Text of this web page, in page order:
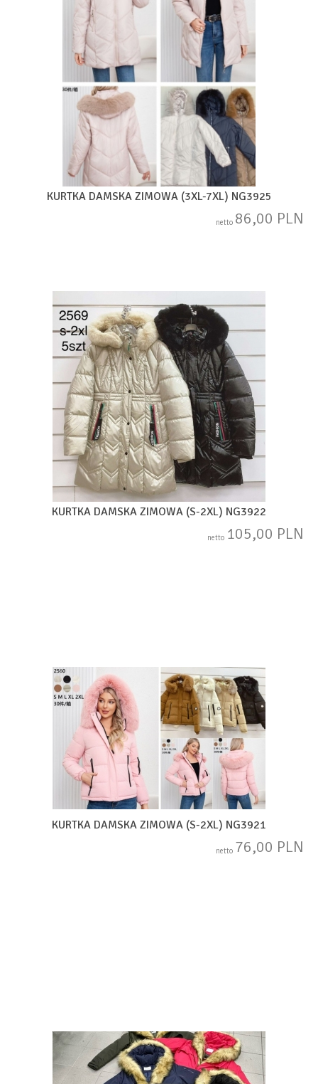
KURTKA DAMSKA ZIMOWA (3XL-7XL) NG3925
netto 86,00 PLN
KURTKA DAMSKA ZIMOWA (S-2XL) NG3922
netto 105,00 PLN
KURTKA DAMSKA ZIMOWA (S-2XL) NG3921
netto 76,00 PLN